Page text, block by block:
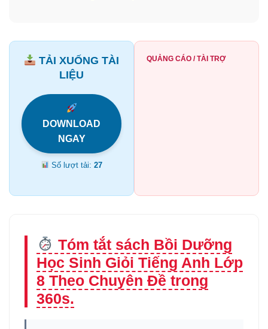
TẢI XUỐNG TÀI
LIỆU
DOWNLOAD
NGAY
Số lượt tải:27
QUẢNG CÁO / TÀI TRỢ
Tóm tắt sách Bồi Dưỡng
Học Sinh Giỏi Tiếng Anh Lớp
8 Theo Chuyên Đề trong
360s.